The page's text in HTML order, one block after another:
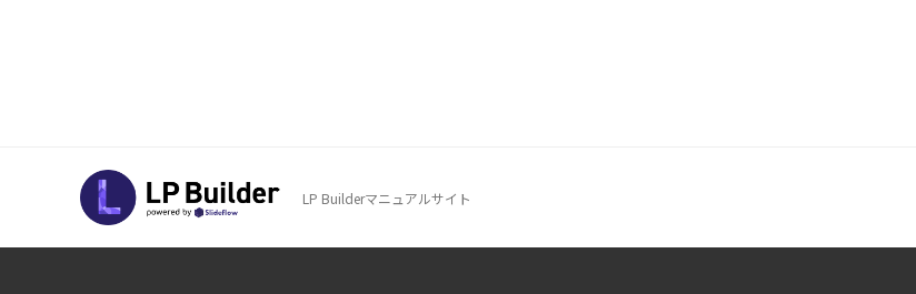
LP Builderマニュアルサイト